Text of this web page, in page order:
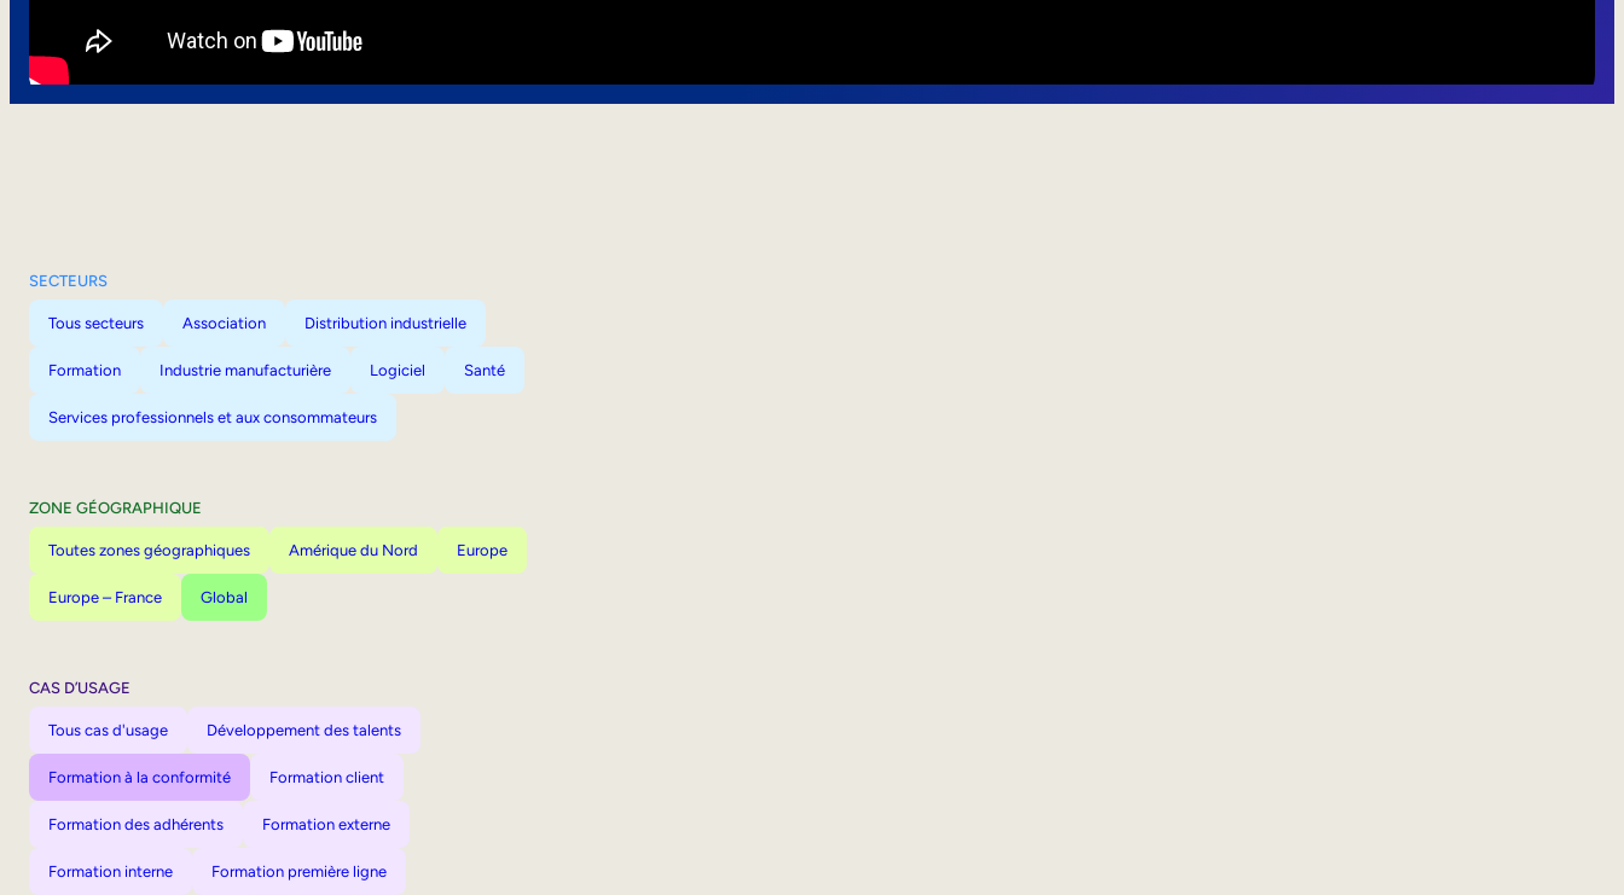
SECTEURS
Tous secteurs Association Distribution industrielle
Formation Industrie manufacturière Logiciel Santé
Services professionnels et aux consommateurs
ZONE GÉOGRAPHIQUE
Toutes zones géographiques Amérique du Nord Europe
Europe – France Global
CAS D’USAGE
Tous cas d'usage Développement des talents
Formation à la conformité Formation client
Formation des adhérents Formation externe
Formation interne Formation première ligne